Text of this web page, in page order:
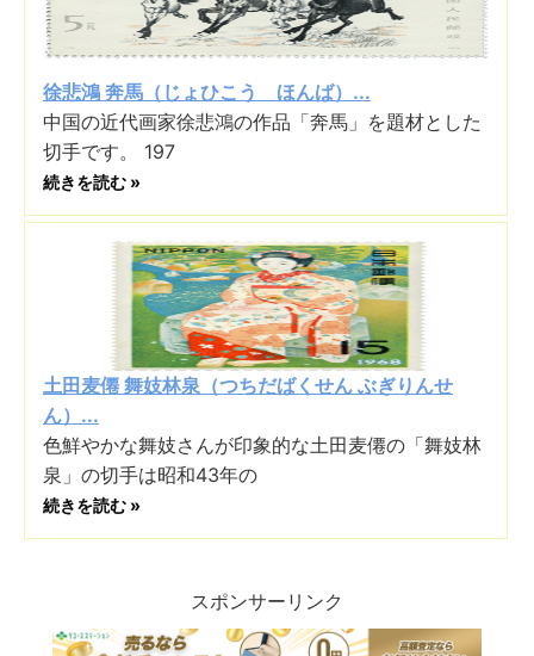
徐悲鴻 奔馬（じょひこう ほんば）...
中国の近代画家徐悲鴻の作品「奔馬」を題材とした
切手です。 197
続きを読む »
土田麦僊 舞妓林泉（つちだばくせん ぶぎりんせ
ん）...
色鮮やかな舞妓さんが印象的な土田麦僊の「舞妓林
泉」の切手は昭和43年の
続きを読む »
スポンサーリンク